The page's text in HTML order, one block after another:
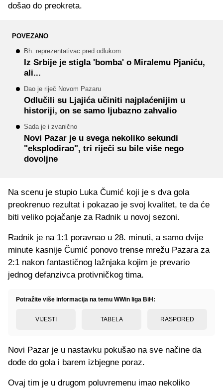
došao do preokreta.
POVEZANO
Bh. reprezentativac pred odlukom
Iz Srbije je stigla 'bomba' o Miralemu Pjaniću,
ali...
Dao je riječ Novom Pazaru
Odlučili su Ljajića učiniti najplaćenijim u
historiji, on se samo ljubazno zahvalio
Sada je i zvanično
Novi Pazar je u svega nekoliko sekundi
"eksplodirao", tri riječi su bile više nego
dovoljne
Na scenu je stupio Luka Čumić koji je s dva gola
preokrenuo rezultat i pokazao je svoj kvalitet, te da će
biti veliko pojačanje za Radnik u novoj sezoni.
Radnik je na 1:1 poravnao u 28. minuti, a samo dvije
minute kasnije Čumić ponovo trense mrežu Pazara za
2:1 nakon fantastičnog lažnjaka kojim je prevario
jednog defanzivca protivničkog tima.
Potražite više informacija na temu WWin liga BiH:
VIJESTI TABELA RASPORED
Novi Pazar je u nastavku pokušao na sve načine da
dođe do gola i barem izbjegne poraz.
Ovaj tim je u drugom poluvremenu imao nekoliko